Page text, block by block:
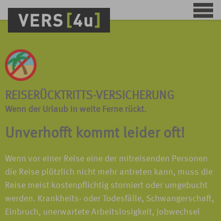
REISERÜCKTRITTS-VERSICHERUNG
Wenn der Urlaub in weite Ferne rückt.
Unverhofft kommt leider oft!
Wenn vor einer Reise eine der mitreisenden Personen
die Reise plötzlich nicht mehr antreten kann, muss die
Reise meist kostenpflichtig storniert oder umgebucht
werden. Krankheits- oder Todesfälle, Schwangerschaft,
Einbruch, unerwartete Arbeitslosigkeit, Jobwechsel